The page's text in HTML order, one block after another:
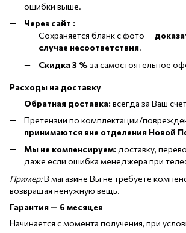
ошибки выше.
Через сайт :
Сохраняется бланк с фото —
случае несоответствия.
Скидка 3 % за самостоятельное
Расходы на доставку
Обратная доставка: всегда за Ваш
Претензии по комплектации/
принимаются вне отделения Новой
Мы не компенсируем: доставку,
даже если ошибка менеджера при
Пример:В магазине Вы не требуете
возвращая ненужную вещь.
Гарантия — 6 месяцев
Начинается с момента получения, при